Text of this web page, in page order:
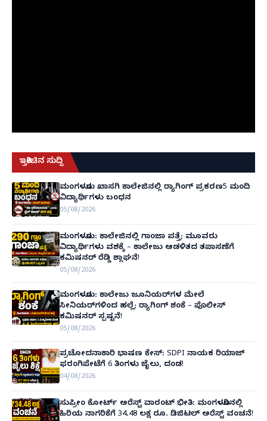
ಇತ್ತೀಚಿನ ಸುದ್ದಿ
ಮಂಗಳೂರು ಖಾಸಗಿ ಕಾಲೇಜಿನಲ್ಲಿ ರ‌್ಯಾಗಿಂಗ್ ಪ್ರಕರಣ5 ಮಂದಿ
ವಿದ್ಯಾರ್ಥಿಗಳು ಬಂಧನ
05/08/2026
ಮಂಗಳೂರು: ಕಾಲೇಜಿನಲ್ಲಿ ಗಾಂಜಾ ಪತ್ತೆ; ಮೂವರು
ವಿದ್ಯಾರ್ಥಿಗಳು ವಶಕ್ಕೆ – ಕಾಲೇಜು ಆಡಳಿತದ ತಪಾಸಣೆಗೆ
ಕಮಿಷನರ್ ರೆಡ್ಡಿ ಶ್ಲಾಘನೆ!
05/08/2026
ಮಂಗಳೂರು: ಕಾಲೇಜು ಜೂನಿಯರ್‌ಗಳ ಮೇಲೆ
ಸೀನಿಯರ್‌ಗಳಿಂದ ಹಲ್ಲೆ; ರ‌್ಯಾಗಿಂಗ್ ಶಂಕೆ – ಪೊಲೀಸ್
ಕಮಿಷನರ್ ಸ್ಪಷ್ಟನೆ!
05/08/2026
ಪ್ರಚೋದನಾಕಾರಿ ಭಾಷಣ ಕೇಸ್: SDPI ನಾಯಕ ರಿಯಾಜ್
ಫರಂಗಿಪೇಟೆಗೆ 6 ತಿಂಗಳು ಜೈಲು, ದಂಡ!
04/08/2026
ಸುಪ್ರೀಂ ಕೋರ್ಟ್ ಅರೆಸ್ಟ್ ವಾರಂಟ್ ಭೀತಿ: ಮಂಗಳೂರಿನಲ್ಲಿ
ಹಿರಿಯ ನಾಗರಿಕೆಗೆ 34.48 ಲಕ್ಷ ರೂ. ಡಿಜಿಟಲ್ ಅರೆಸ್ಟ್ ವಂಚನೆ!